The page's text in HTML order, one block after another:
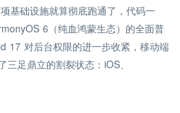
基础设施就算彻底跑通了，代码一
6（纯血鸿蒙生态）的全面普
17 对后台权限的进一步收紧，移动端
足鼎立的割裂状态：iOS、